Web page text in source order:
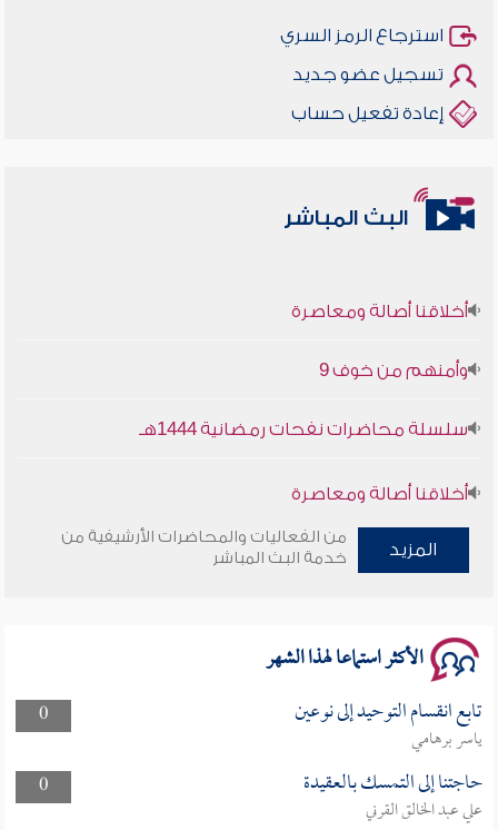
استرجاع الرمز السري
تسجيل عضو جديد
إعادة تفعيل حساب
البث المباشر
أخلاقنا أصالة ومعاصرة
وأمنهم من خوف 9
سلسلة محاضرات نفحات رمضانية 1444هـ
أخلاقنا أصالة ومعاصرة
وأمنهم من خوف 9
المزيد
من الفعاليات والمحاضرات الأرشيفية من
خدمة البث المباشر
الأكثر استماعا لهذا الشهر
0 تابع انقسام التوحيد إلى نوعين
ياسر برهامي
0
حاجتنا إلى التمسك بالعقيدة
علي عبد الخالق القرني